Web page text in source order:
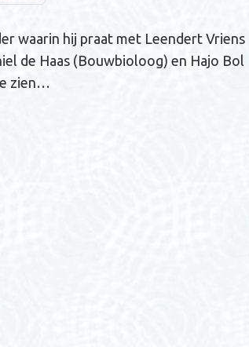
waarin hij praat met Leendert Vriens
de Haas (Bouwbioloog) en Hajo Bol
zien…